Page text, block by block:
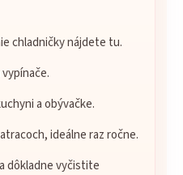
chladničky nájdete tu.
a obývačke.
ideálne raz ročne.
dôkladne vyčistite